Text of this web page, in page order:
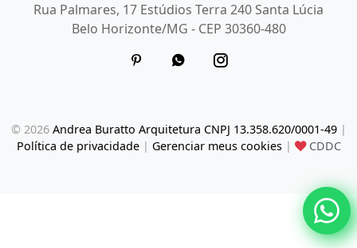
Rua Palmares, 17 Estúdios Terra 240 Santa Lúcia
Belo Horizonte/MG - CEP 30360-480
© 2026 Andrea Buratto Arquitetura CNPJ 13.358.620/0001-49|
Política de privacidade| Gerenciar meus cookies| CDDC